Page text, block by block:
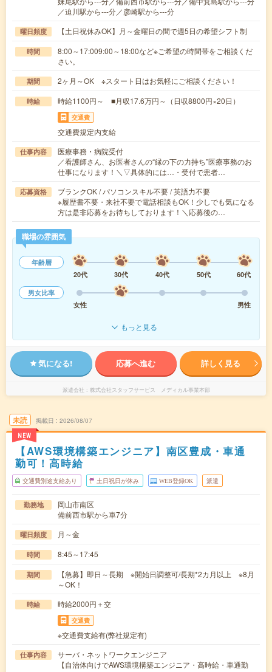
／迫川駅から---分／彦崎駅から---分
曜日頻度 【土日祝休みOK】月～金曜日の間で週5日の希望シフト制
時間
8:00～17:009:00～18:00など※ご希望の時間帯をご相談くだ
さい。
期間 2ヶ月～OK ※スタート日はお気軽にご相談ください！
時給 時給1100円～ ■月収17.6万円～（日収8800円×20日）
交通費
交通費規定内支給
仕事内容
医療事務・病院受付
／看護師さん、お医者さんの“縁の下の力持ち”医療事務のお
仕事になります！＼▽具体的には…・受付で患者…
応募資格
ブランクOK / パソコンスキル不要 / 英語力不要
※履歴書不要・来社不要で電話相談もOK！少しでも気になる
方は是非応募をお待ちしております！＼応募後の…
職場の雰囲気
年齢層
20代
30代 40代 50代
60代
男女比率
女性
男性
もっと見る
気になる! 応募へ進む 詳しく見る
派遣会社 株式会社スタッフサービス メディカル事業本部
未読
NEW
掲載日 2026/08/07
【AWS環境構築エンジニア】南区豊成・車通
勤可！高時給
交通費別途支給あり 土日祝日が休み WEB登録OK 派遣
勤務地
岡山市南区
備前西市駅から車7分
曜日頻度 月～金
時間 8:45～17:45
期間
【急募】即日～長期 ※開始日調整可/長期*2カ月以上 ※8月
～OK！
時給 時給2000円＋交
交通費
※交通費支給有(弊社規定有)
仕事内容
サーバ・ネットワークエンジニア
【自治体向けでAWS環境構築エンジニア・高時給・車通勤